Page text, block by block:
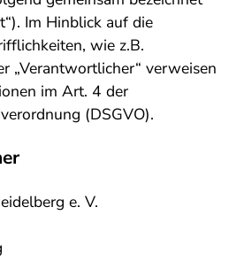
Im Hinblick auf die
wie z.B.
„Verantwortlicher“ verweisen
im Art. 4 der
(DSGVO).
e. V.